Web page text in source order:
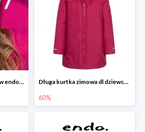
WYPRZEDAŻ DO -70% w endo.pl Długa kurtka zimowa dl dziewczynki
60%